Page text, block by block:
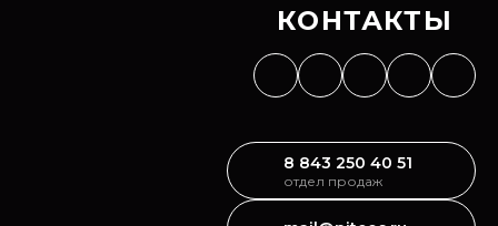
КОНТАКТЫ
8 843 250 40 51
отдел продаж